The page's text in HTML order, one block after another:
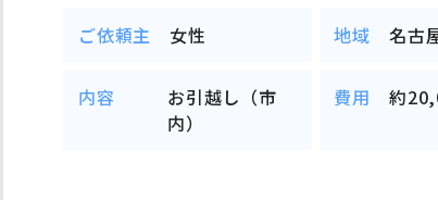
ご依頼主 女性 地域 名古
内容
お引越し（市
内）
費用 約